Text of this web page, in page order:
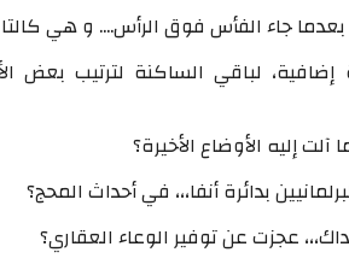
جاء الفأس فوق الرأس.... و هي
لباقي الساكنة لترتيب بعض
إليه الأوضاع الأخيرة؟
بدائرة أنفا،،، في أحداث المحج؟
عجزت عن توفير الوعاء العقاري؟